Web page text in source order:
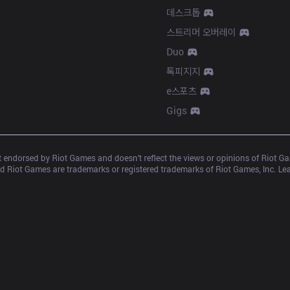
데스크톱
스트리머 오버레이
Duo
톡피지지
e스포츠
Gigs
endorsed by Riot Games and doesn’t reflect the views or opinions of
Riot Games are trademarks or registered trademarks of Riot Games, Inc.